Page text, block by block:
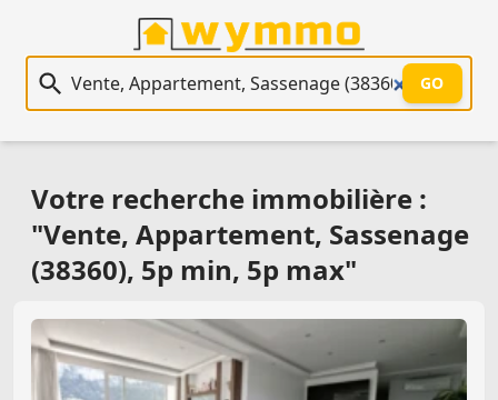
Recherche immobilière
GO
Votre recherche immobilière :
"Vente, Appartement, Sassenage
(38360), 5p min, 5p max"